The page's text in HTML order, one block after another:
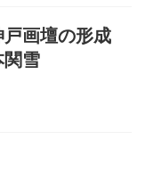
画壇の形成
関雪